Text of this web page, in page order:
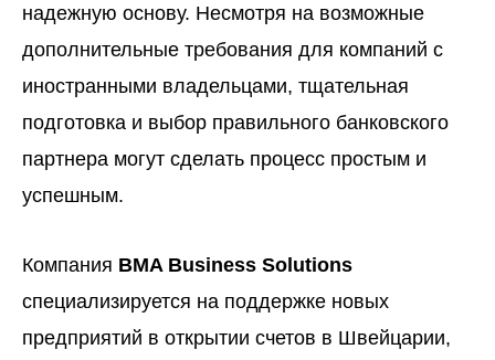
надежную основу. Несмотря на возможные
дополнительные требования для компаний с
иностранными владельцами, тщательная
подготовка и выбор правильного банковского
партнера могут сделать процесс простым и
успешным.
Компания BMA Business Solutions
специализируется на поддержке новых
предприятий в открытии счетов в Швейцарии,